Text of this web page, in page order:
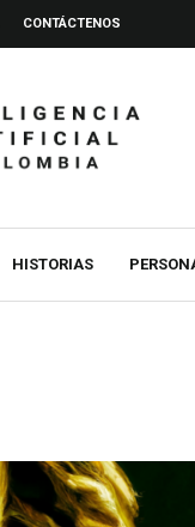
CONTÁCTENOS
HISTORIAS